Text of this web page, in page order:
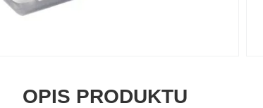
OPIS PRODUKTU